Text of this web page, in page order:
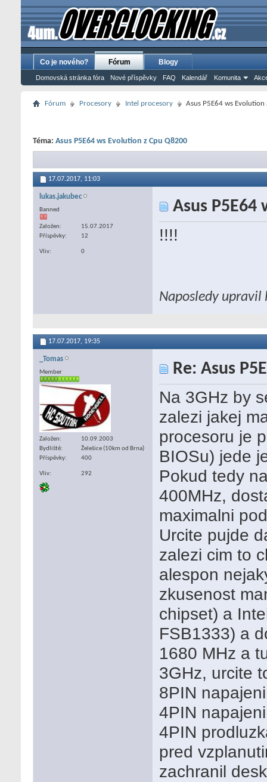
Co je nového? Fórum
Domovská stránka fóra Nové příspěvky FAQ Kalendář Komunita
Blogy
Fórum Procesory Intel procesory Asus P5E64 ws Evolution
Téma: Asus P5E64 ws Evolution z Cpu Q8200
17.07.2017, 11:03
lukas.jakubec
Banned
Založen
15.07.2017
Příspěvky
12
Vliv 0
Asus P5E64
!!!!
Naposledy upravil
17.07.2017, 19:35
_Tomas
Member
Založen
10.09.2003
Bydliště
Želešice (10km od Brna)
Příspěvky
400
Vliv 292
Re: Asus
Na 3GHz by
zalezi jakej
procesoru je
BIOSu) jede
Pokud tedy
400MHz,
maximalni
Urcite pujde
zalezi cim to
alespon
zkusenost
chipset) a
FSB1333) a
1680 MHz a
3GHz, urcite
8PIN
4PIN
4PIN
pred
zachranil